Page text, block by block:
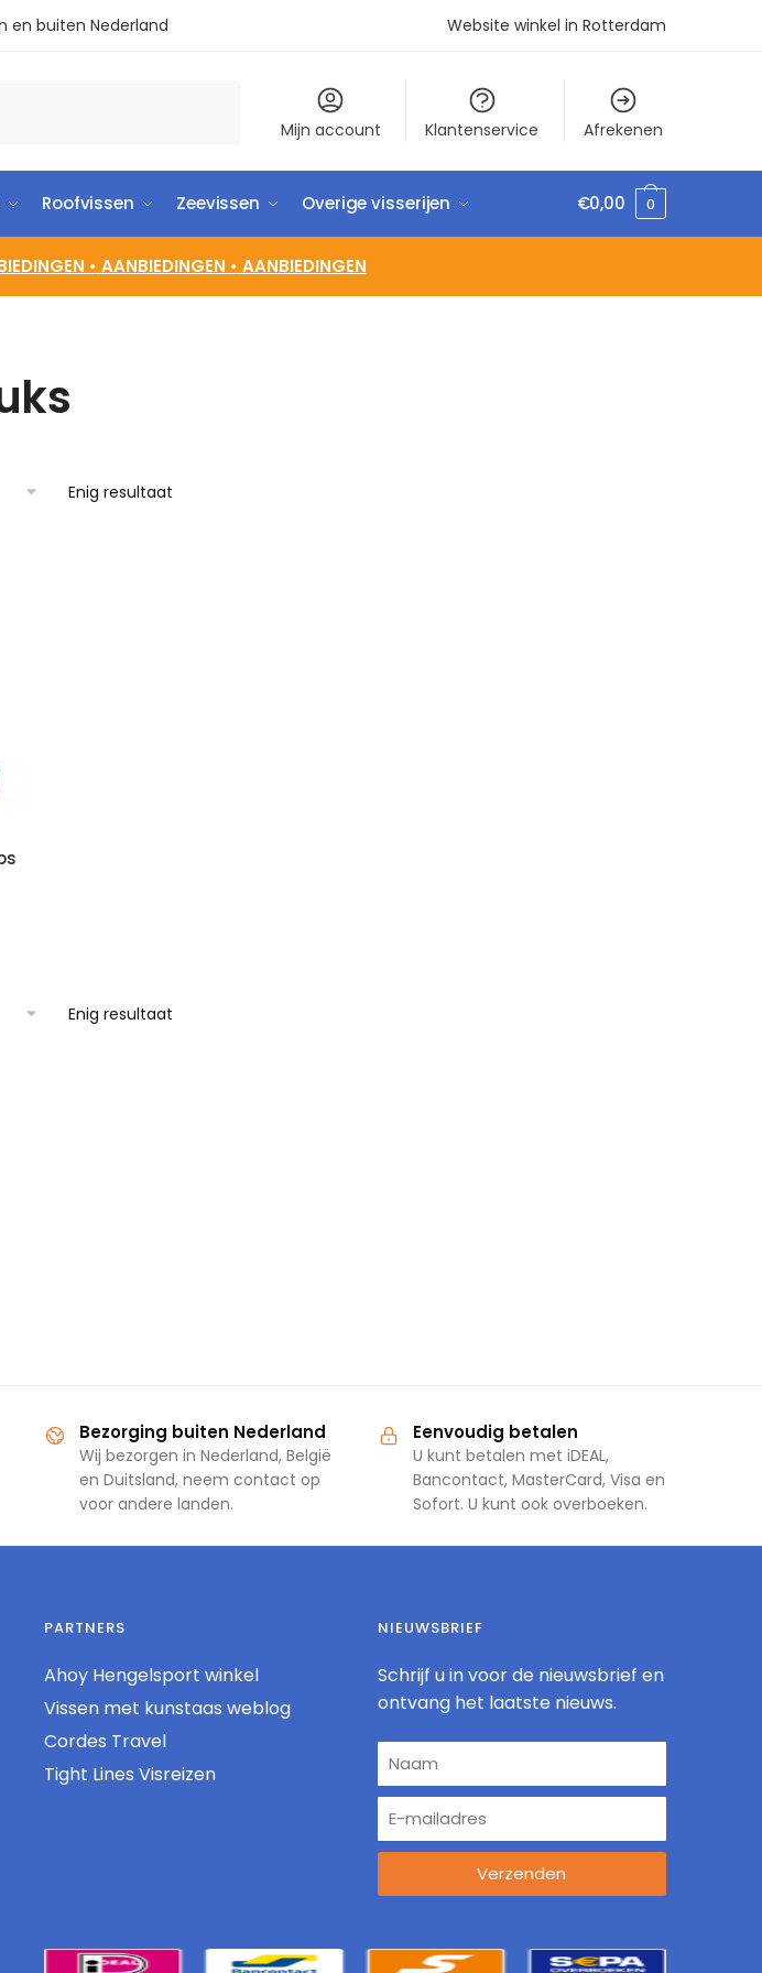
en buiten Nederland Website winkel in Rotterdam
Mijn account Klantenservice Afrekenen
Roofvissen Zeevissen Overige visserijen €0,00 0
• AANBIEDINGEN • AANBIEDINGEN
Enig resultaat
Enig resultaat
Bezorging buiten Nederland
Wij bezorgen in Nederland, België
en Duitsland, neem contact op
voor andere landen.
Eenvoudig betalen
U kunt betalen met iDEAL,
Bancontact, MasterCard, Visa en
Sofort. U kunt ook overboeken.
PARTNERS
Ahoy Hengelsport winkel
Vissen met kunstaas weblog
Cordes Travel
Tight Lines Visreizen
NIEUWSBRIEF
Schrijf u in voor de nieuwsbrief en
ontvang het laatste nieuws.
Verzenden